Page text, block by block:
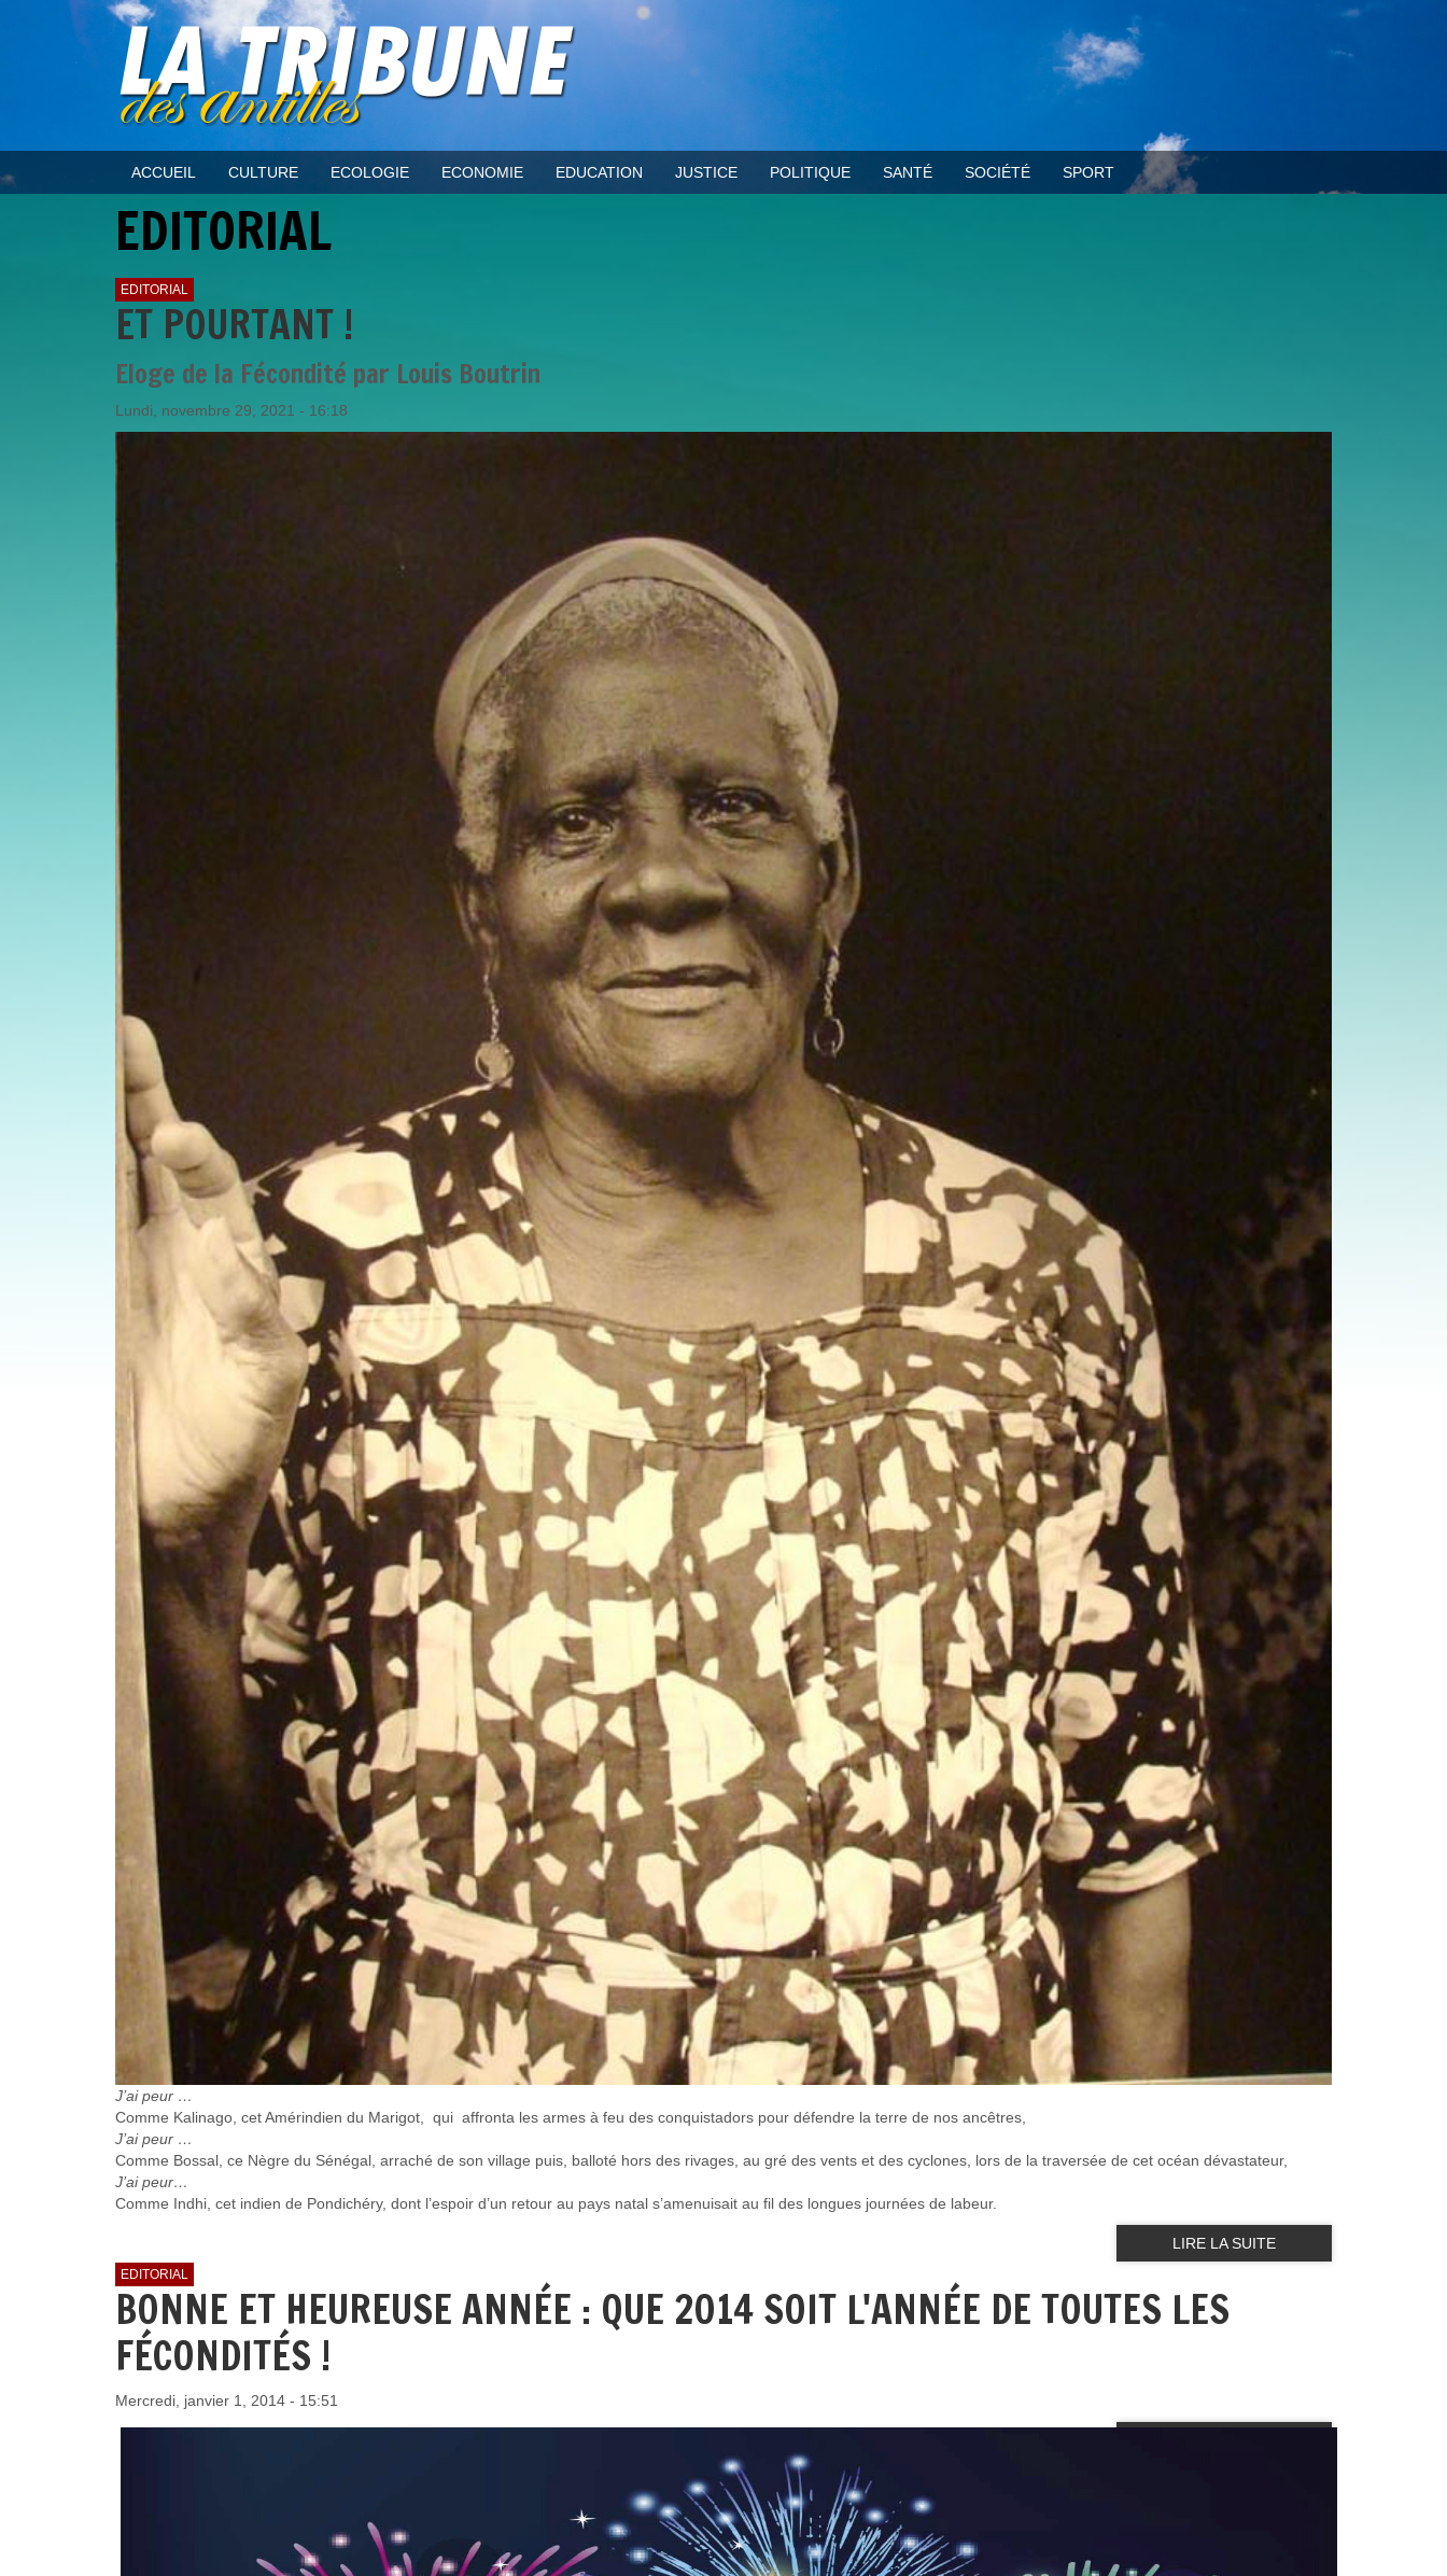
ACCUEIL CULTURE ECOLOGIE ECONOMIE EDUCATION JUSTICE POLITIQUE SANTÉ SOCIÉTÉ SPORT
EDITORIAL
EDITORIAL
ET POURTANT !
Eloge de la Fécondité par Louis Boutrin
Lundi, novembre 29, 2021 - 16:18
J’ai peur …
Comme Kalinago, cet Amérindien du Marigot, qui affronta les armes à feu des conquistadors pour défendre la terre de nos ancêtres,
J’ai peur …
Comme Bossal, ce Nègre du Sénégal, arraché de son village puis, balloté hors des rivages, au gré des vents et des cyclones, lors de la traversée de cet océan dévastateur,
J’ai peur…
Comme Indhi, cet indien de Pondichéry, dont l’espoir d’un retour au pays natal s’amenuisait au fil des longues journées de labeur.
LIRE LA SUITE
EDITORIAL
BONNE ET HEUREUSE ANNÉE : QUE 2014 SOIT L'ANNÉE DE TOUTES LES
FÉCONDITÉS !
Mercredi, janvier 1, 2014 - 15:51